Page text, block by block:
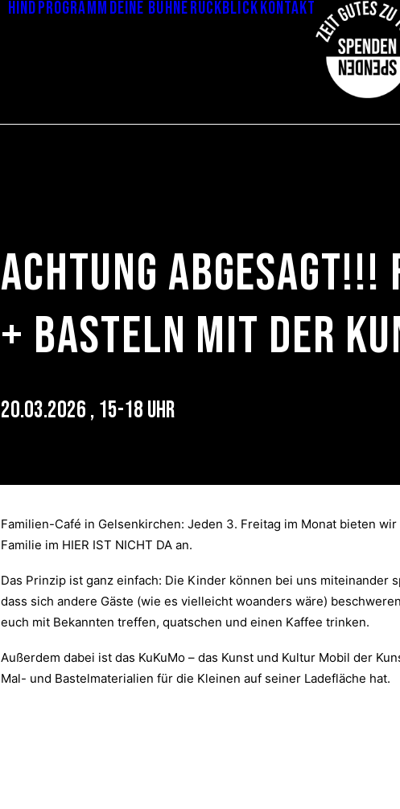
HINDProgrammDeine BühneRückblickKontakt
ACHTUNG
+ Basteln mit der
20.03.2026 , 15-18 Uhr
Familien-Café in Gelsenkirchen: Jeden 3. Freitag im Monat bieten
Familie im HIER IST NICHT DA an.
Das Prinzip ist ganz einfach: Die Kinder können bei uns miteinander
dass sich andere Gäste (wie es vielleicht woanders wäre)
euch mit Bekannten treffen, quatschen und einen Kaffee trinken.
Außerdem dabei ist das KuKuMo – das Kunst und Kultur Mobil der
Mal- und Bastelmaterialien für die Kleinen auf seiner Ladefläche hat.